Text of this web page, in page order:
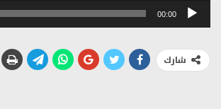
مشغل
00:00
شارك